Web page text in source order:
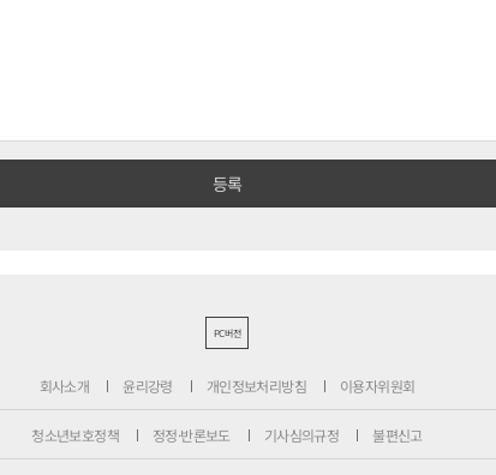
PC버전
회사소개 윤리강령 개인정보처리방침 이용자위원회
청소년보호정책 정정·반론보도 기사심의규정 불편신고